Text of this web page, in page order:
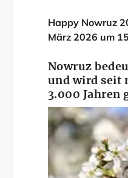
Happy Nowruz
März 2026 um
Nowruz
und wird seit
3.000 Jahren